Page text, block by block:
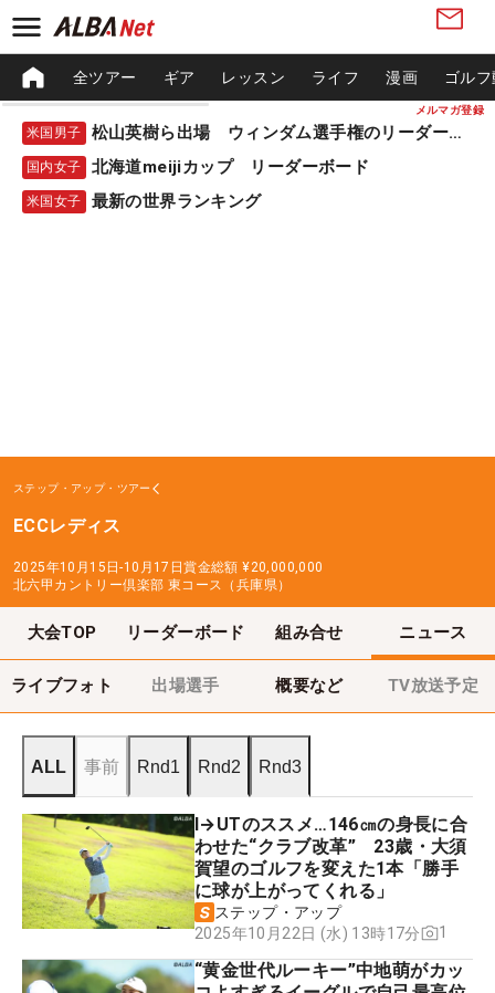
メルマガ登録
全ツアー ギア レッスン ライフ 漫画 ゴル
米国男子 松山英樹ら出場 ウィンダム選手権のリーダーボード
国内女子 北海道meijiカップ リーダーボード
米国女子 最新の世界ランキング
ステップ・アップ・ツアー
ECCレディス
2025年10月15日-10月17日賞金総額 ¥20,000,000
北六甲カントリー倶楽部 東コース（兵庫県）
大会TOP リーダーボード 組み合せ ニュース
ライブフォト 出場選手 概要など TV放送予定
ALL 事前 Rnd1 Rnd2 Rnd3
I→UTのススメ…146㎝の身長に合
わせた“クラブ改革” 23歳・大須
賀望のゴルフを変えた1本「勝手
に球が上がってくれる」
ステップ・アップ
2025年10月22日 (水) 13時17分
1
“黄金世代ルーキー”中地萌がカッ